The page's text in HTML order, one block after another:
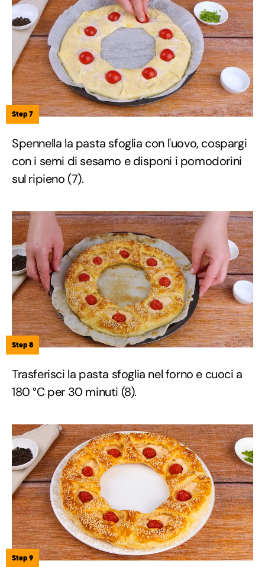
Step 7
Spennella la pasta sfoglia con l'uovo, cospargi
con i semi di sesamo e disponi i pomodorini
sul ripieno (7).
Step 8
Trasferisci la pasta sfoglia nel forno e cuoci a
180 °C per 30 minuti (8).
Step 9